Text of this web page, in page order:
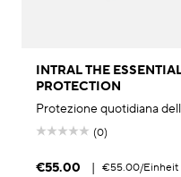
INTRAL THE
PROTECTION
Protezione quotidiana
(0)
€55.00 | €55.00/Einheit